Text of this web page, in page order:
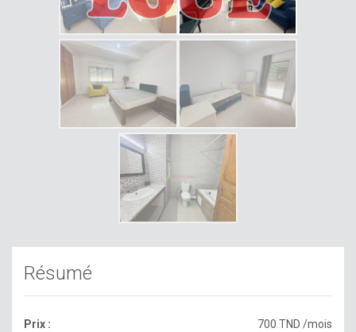
Résumé
Prix :
700 TND /mois